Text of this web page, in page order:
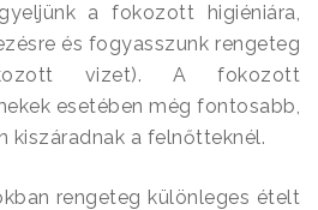
a fokozott higiéniára,
és fogyasszunk rengeteg
vizet). A fokozott
esetében még fontosabb,
kiszáradnak a felnőtteknél.
rengeteg különleges ételt